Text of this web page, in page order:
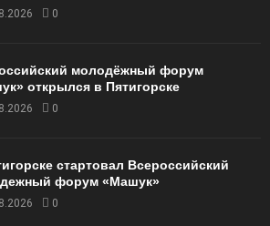
0
молодёжный форум
открылся в Пятигорске
0
стартовал Всероссийский
форум «Машук»
0